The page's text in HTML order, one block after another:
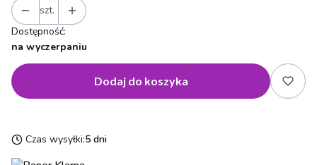
szt.
Dostępność:
na wyczerpaniu
Dodaj do koszyka
Czas wysyłki:5 dni